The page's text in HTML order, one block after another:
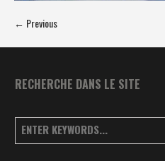
← Previous
RECHERCHE DANS LE SITE